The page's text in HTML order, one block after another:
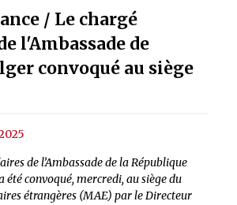
/ Le chargé
l'Ambassade de
convoqué au siège
de l’Ambassade de la République
été convoqué, mercredi, au siège du
étrangères (MAE) par le Directeur